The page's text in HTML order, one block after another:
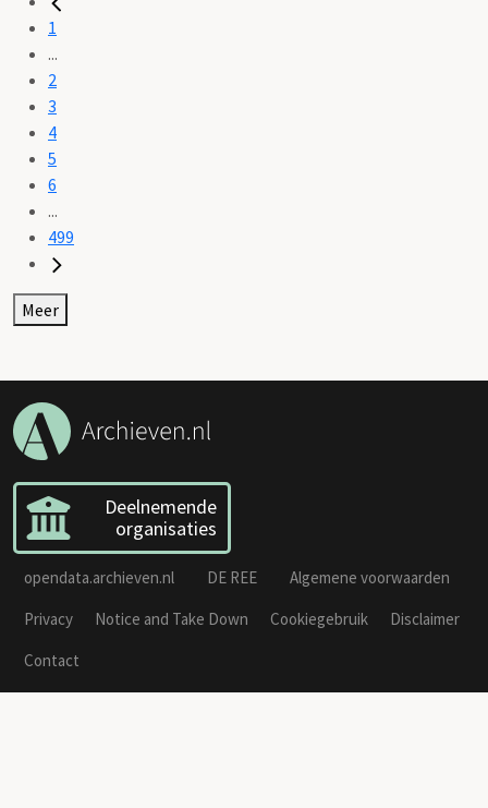
1
...
2
3
4
5
6
...
499
Meer
Deelnemende
organisaties
opendata.archieven.nl DE REE
Algemene voorwaarden
Privacy
Notice and Take Down Cookiegebruik
Disclaimer
Contact